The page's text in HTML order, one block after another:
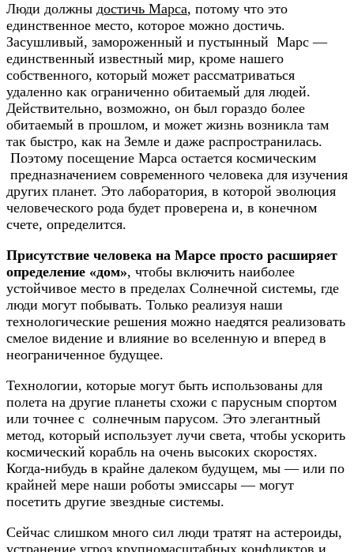
Люди должны достичь Марса, потому что это
единственное место, которое можно достичь.
Засушливый, замороженный и пустынный Марс —
единственный известный мир, кроме нашего
собственного, который может рассматриваться
удаленно как ограниченно обитаемый для людей.
Действительно, возможно, он был гораздо более
обитаемый в прошлом, и может жизнь возникла там
так быстро, как на Земле и даже распространилась.
Поэтому посещение Марса остается космическим
предназначением современного человека для изучения
других планет. Это лаборатория, в которой эволюция
человеческого рода будет проверена и, в конечном
счете, определится.
Присутствие человека на Марсе просто расширяет
определение «дом», чтобы включить наиболее
устойчивое место в пределах Солнечной системы, где
люди могут побывать. Только реализуя наши
технологические решения можно наедятся реализовать
смелое видение и влияние во вселенную и вперед в
неограниченное будущее.
Технологии, которые могут быть использованы для
полета на другие планеты схожи с парусным спортом
или точнее с солнечным парусом. Это элегантный
метод, который использует лучи света, чтобы ускорить
космический корабль на очень высоких скоростях.
Когда-нибудь в крайне далеком будущем, мы — или по
крайней мере наши роботы эмиссары — могут
посетить другие звездные системы.
Сейчас слишком много сил люди тратят на астероиды,